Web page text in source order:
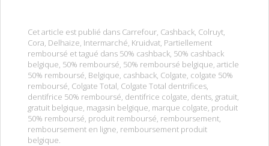
Cet article est publié dans Carrefour, Cashback, Colruyt,
Cora, Delhaize, Intermarché, Kruidvat, Partiellement
remboursé et tagué dans 50% cashback, 50% cashback
belgique, 50% remboursé, 50% remboursé belgique, article
50% remboursé, Belgique, cashback, Colgate, colgate 50%
remboursé, Colgate Total, Colgate Total dentrifices,
dentifrice 50% remboursé, dentifrice colgate, dents, gratuit,
gratuit belgique, magasin belgique, marque colgate, produit
50% remboursé, produit remboursé, remboursement,
remboursement en ligne, remboursement produit
belgique.